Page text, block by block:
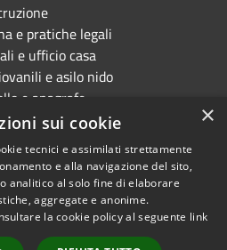
e pratiche legali
e ufficio casa
e asilo nido
e anagrafe
Copyright © 2026 • Comune di
Castiglione delle Stiviere •
×
sui cookie
tecnici e assimilati strettamente
e alla navigazione del sito,
analitico al solo fine di elaborare
aggregate e anonime.
la cookie policy al seguente link